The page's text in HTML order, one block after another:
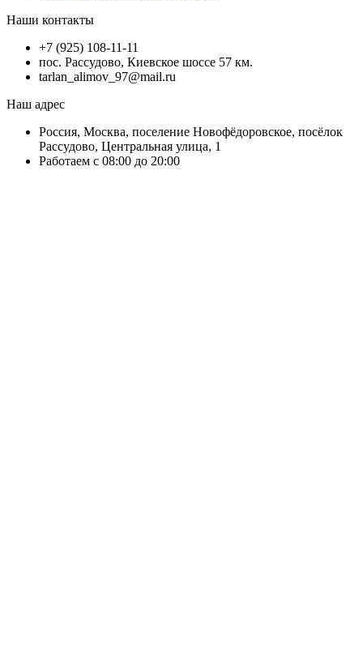
Наши контакты
+7 (925) 108-11-11
пос. Рассудово, Киевское шоссе 57 км.
tarlan_alimov_97@mail.ru
Наш адрес
Россия, Москва, поселение Новофёдоровское, посёлок
Рассудово, Центральная улица, 1
Работаем с 08:00 до 20:00